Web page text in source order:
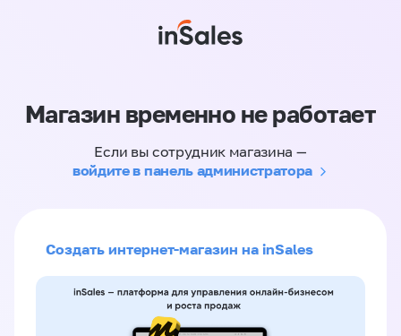
Магазин временно не работает
Если вы сотрудник магазина —
войдите в панель администратора
Создать интернет-магазин на inSales